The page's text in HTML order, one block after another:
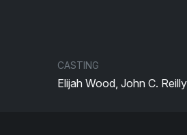
CASTING
Elijah Wood, John C.